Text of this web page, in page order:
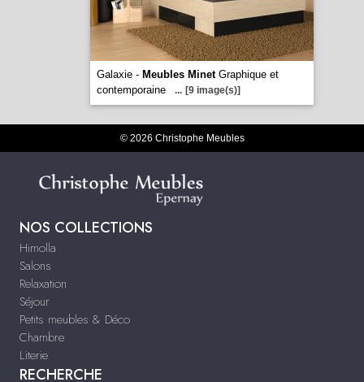
Galaxie - Meubles MinetGraphique et
contemporaine
... [9 image(s)]
© 2026 Christophe Meubles
NOS COLLECTIONS
Himolla
Salons
Relaxation
Séjour
Petits meubles & Déco
Chambre
Literie
RECHERCHE